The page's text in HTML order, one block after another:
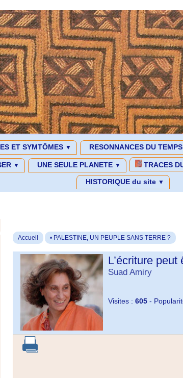
ET SYMTÔMES ▼ RESONNANCES DU
▼ UNE SEULE PLANETE ▼ TRACES
HISTORIQUE du site ▼
Accueil • PALESTINE, UN PEUPLE SANS TERRE ?
L’écriture
Suad Amiry
Visites : 605-